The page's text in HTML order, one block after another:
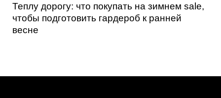
Теплу дорогу: что покупать на зимнем sale,
чтобы подготовить гардероб к ранней
весне